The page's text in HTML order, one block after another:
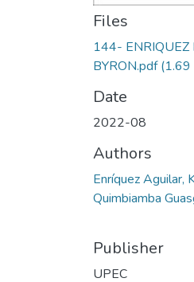
Files
144- ENRIQUEZ
BYRON.pdf(1.69
Date
2022-08
Authors
Enríquez Aguilar,
Quimbiamba
Publisher
UPEC